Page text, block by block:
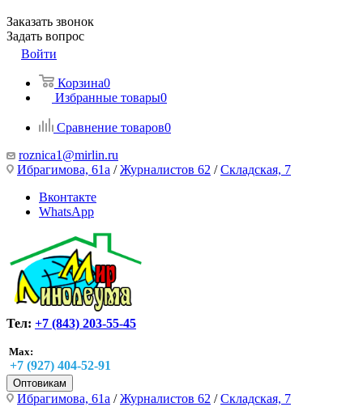
Заказать звонок
Задать вопрос
Войти
Корзина0
Избранные товары0
Сравнение товаров0
roznica1@mirlin.ru
Ибрагимова, 61а /Журналистов 62 /Складская, 7
Вконтакте
WhatsApp
Тел: +7 (843) 203-55-45
Max:
+7 (927) 404-52-91
Оптовикам
Ибрагимова, 61а /Журналистов 62 /Складская, 7